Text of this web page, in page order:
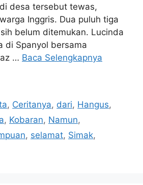
desa tersebut tewas,
Inggris. Dua puluh tiga
belum ditemukan. Lucinda
di Spanyol bersama
… Baca Selengkapnya
, Ceritanya, dari, Hangus,
, Kobaran, Namun,
, selamat, Simak,